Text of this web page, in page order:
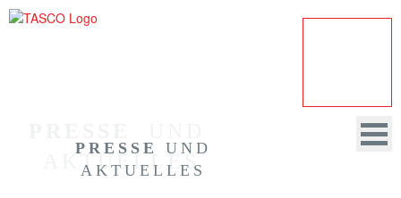
AKTUELLES
PRESSE
UND
AKTUELLES